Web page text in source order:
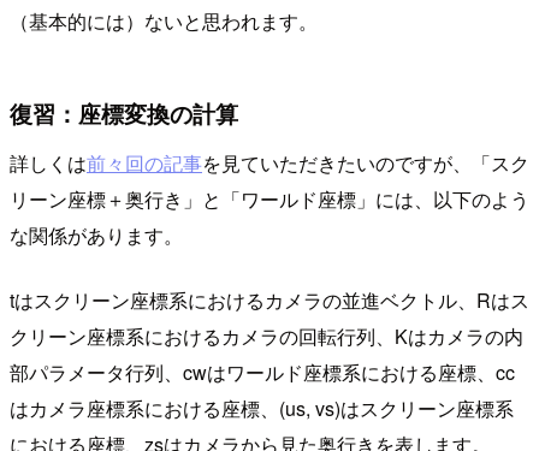
（基本的には）ないと思われます。
復習：座標変換の計算
詳しくは前々回の記事を見ていただきたいのですが、「スク
リーン座標＋奥行き」と「ワールド座標」には、以下のよう
な関係があります。
tはスクリーン座標系におけるカメラの並進ベクトル、Rはス
クリーン座標系におけるカメラの回転行列、Kはカメラの内
部パラメータ行列、cwはワールド座標系における座標、cc
はカメラ座標系における座標、(us, vs)はスクリーン座標系
における座標、zsはカメラから見た奥行きを表します。